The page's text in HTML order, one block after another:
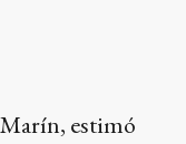
estimó